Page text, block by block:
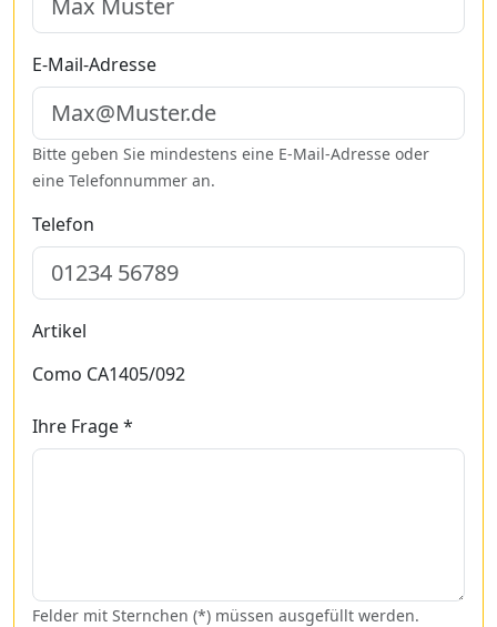
E-Mail-Adresse
Bitte geben Sie mindestens eine E-Mail-Adresse oder
eine Telefonnummer an.
Telefon
Artikel
Como CA1405/092
Ihre Frage *
Felder mit Sternchen (*) müssen ausgefüllt werden.